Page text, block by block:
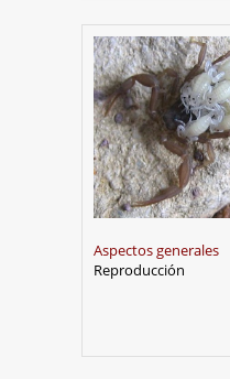
Aspectos generales
Reproducción